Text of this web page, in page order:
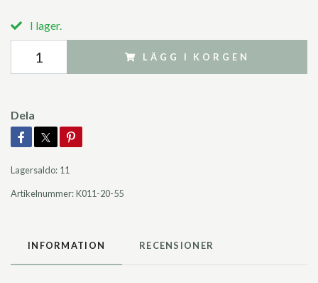
I lager.
LÄGG I KORGEN
Dela
Lagersaldo: 11
Artikelnummer:K011-20-55
INFORMATION RECENSIONER